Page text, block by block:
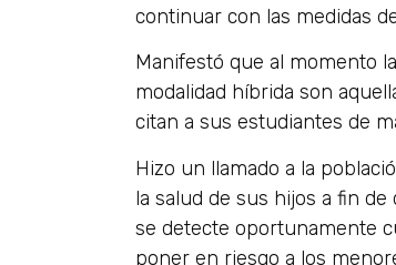
continuar con las medidas
Manifestó que al momento
modalidad híbrida son
citan a sus estudiantes de
Hizo un llamado a la
la salud de sus hijos a fin
se detecte oportunamente
poner en riesgo a los